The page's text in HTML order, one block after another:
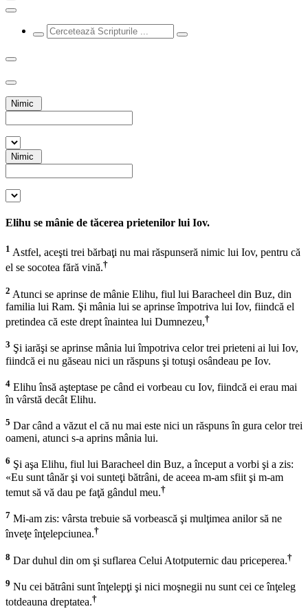
Nimic
Nimic
Elihu se mânie de tăcerea prietenilor lui Iov.
1 Astfel, aceşti trei bărbaţi nu mai răspunseră nimic lui Iov, pentru că
el se socotea fără vină.†
2 Atunci se aprinse de mânie Elihu, fiul lui Baracheel din Buz, din
familia lui Ram. Şi mânia lui se aprinse împotriva lui Iov, fiindcă el
pretindea că este drept înaintea lui Dumnezeu,†
3 Şi iarăşi se aprinse mânia lui împotriva celor trei prieteni ai lui Iov,
fiindcă ei nu găseau nici un răspuns şi totuşi osândeau pe Iov.
4 Elihu însă aşteptase pe când ei vorbeau cu Iov, fiindcă ei erau mai
în vârstă decât Elihu.
5 Dar când a văzut el că nu mai este nici un răspuns în gura celor trei
oameni, atunci s-a aprins mânia lui.
6 Şi aşa Elihu, fiul lui Baracheel din Buz, a început a vorbi şi a zis:
«Eu sunt tânăr şi voi sunteţi bătrâni, de aceea m-am sfiit şi m-am
temut să vă dau pe faţă gândul meu.†
7 Mi-am zis: vârsta trebuie să vorbească şi mulţimea anilor să ne
înveţe înţelepciunea.†
8 Dar duhul din om şi suflarea Celui Atotputernic dau priceperea.†
9 Nu cei bătrâni sunt înţelepţi şi nici moşnegii nu sunt cei ce înţeleg
totdeauna dreptatea.†